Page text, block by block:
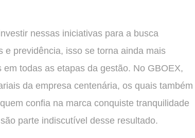
nessas iniciativas para a busca
e previdência, isso se torna ainda mais
todas as etapas da gestão. No GBOEX,
da empresa centenária, os quais também
confia na marca conquiste tranquilidade
parte indiscutível desse resultado.